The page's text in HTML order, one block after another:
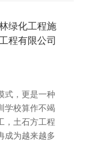
绿化工程施
程有限公司
式，更是一种
学校算作不竭
，土石方工程
成为越来越多